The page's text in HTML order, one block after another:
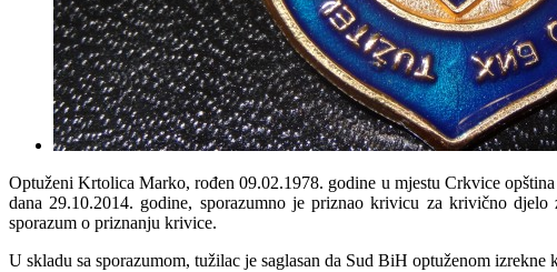
Optuženi Krtolica Marko, rođen 09.02.1978. godine u mjestu Crkvice
dana 29.10.2014. godine, sporazumno je priznao krivicu za krivično
sporazum o priznanju krivice.
U skladu sa sporazumom, tužilac je saglasan da Sud BiH optuženom